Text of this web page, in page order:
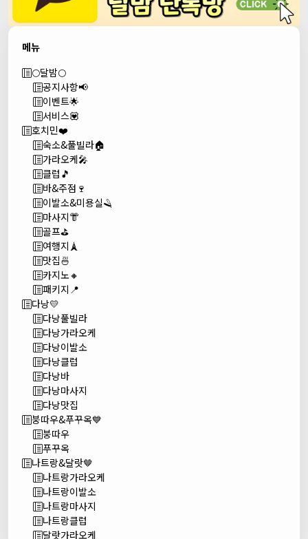
메뉴
🌕달밤🌕
공지사항📢
이벤트🌟
서비스💟
호치민❤️
숙소&풀빌라🏠
가라오케🎤
클럽🎵
바&주점🍷
이발소&미용실🪒
마사지👘
골프⛳
여행지🗼
맛집🍜
카지노🔸
패키지📍
다낭💛
다낭풀빌라
다낭가라오케
다낭이발소
다낭클럽
다낭바
다낭마사지
다낭맛집
붕따우&푸꾸옥💙
붕따우
푸꾸옥
나트랑&달랏🤎
나트랑가라오케
나트랑이발소
나트랑마사지
나트랑클럽
달랏가라오케